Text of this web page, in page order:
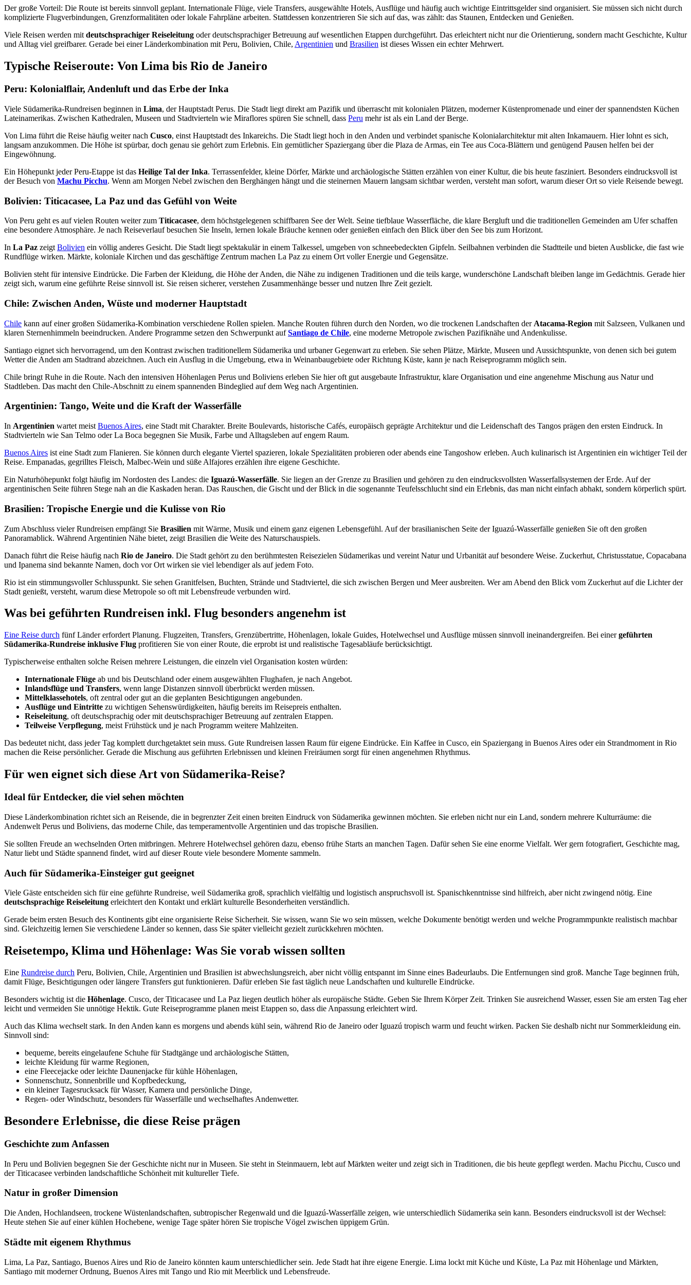
Der große Vorteil: Die Route ist bereits sinnvoll geplant. Internationale Flüge, viele Transfers, ausgewählte Hotels, Ausflüge und häufig auch wichtige Eintrittsgelder sind organisiert. Sie müssen sich nicht durch
komplizierte Flugverbindungen, Grenzformalitäten oder lokale Fahrpläne arbeiten. Stattdessen konzentrieren Sie sich auf das, was zählt: das Staunen, Entdecken und Genießen.
Viele Reisen werden mit deutschsprachiger Reiseleitung oder deutschsprachiger Betreuung auf wesentlichen Etappen durchgeführt. Das erleichtert nicht nur die Orientierung, sondern macht Geschichte, Kultur
und Alltag viel greifbarer. Gerade bei einer Länderkombination mit Peru, Bolivien, Chile, Argentinien und Brasilien ist dieses Wissen ein echter Mehrwert.
Typische Reiseroute: Von Lima bis Rio de Janeiro
Peru: Kolonialflair, Andenluft und das Erbe der Inka
Viele Südamerika-Rundreisen beginnen in Lima, der Hauptstadt Perus. Die Stadt liegt direkt am Pazifik und überrascht mit kolonialen Plätzen, moderner Küstenpromenade und einer der spannendsten Küchen
Lateinamerikas. Zwischen Kathedralen, Museen und Stadtvierteln wie Miraflores spüren Sie schnell, dass Peru mehr ist als ein Land der Berge.
Von Lima führt die Reise häufig weiter nach Cusco, einst Hauptstadt des Inkareichs. Die Stadt liegt hoch in den Anden und verbindet spanische Kolonialarchitektur mit alten Inkamauern. Hier lohnt es sich,
langsam anzukommen. Die Höhe ist spürbar, doch genau sie gehört zum Erlebnis. Ein gemütlicher Spaziergang über die Plaza de Armas, ein Tee aus Coca-Blättern und genügend Pausen helfen bei der
Eingewöhnung.
Ein Höhepunkt jeder Peru-Etappe ist das Heilige Tal der Inka. Terrassenfelder, kleine Dörfer, Märkte und archäologische Stätten erzählen von einer Kultur, die bis heute fasziniert. Besonders eindrucksvoll ist
der Besuch von Machu Picchu. Wenn am Morgen Nebel zwischen den Berghängen hängt und die steinernen Mauern langsam sichtbar werden, versteht man sofort, warum dieser Ort so viele Reisende bewegt.
Bolivien: Titicacasee, La Paz und das Gefühl von Weite
Von Peru geht es auf vielen Routen weiter zum Titicacasee, dem höchstgelegenen schiffbaren See der Welt. Seine tiefblaue Wasserfläche, die klare Bergluft und die traditionellen Gemeinden am Ufer schaffen
eine besondere Atmosphäre. Je nach Reiseverlauf besuchen Sie Inseln, lernen lokale Bräuche kennen oder genießen einfach den Blick über den See bis zum Horizont.
In La Paz zeigt Bolivien ein völlig anderes Gesicht. Die Stadt liegt spektakulär in einem Talkessel, umgeben von schneebedeckten Gipfeln. Seilbahnen verbinden die Stadtteile und bieten Ausblicke, die fast wie
Rundflüge wirken. Märkte, koloniale Kirchen und das geschäftige Zentrum machen La Paz zu einem Ort voller Energie und Gegensätze.
Bolivien steht für intensive Eindrücke. Die Farben der Kleidung, die Höhe der Anden, die Nähe zu indigenen Traditionen und die teils karge, wunderschöne Landschaft bleiben lange im Gedächtnis. Gerade hier
zeigt sich, warum eine geführte Reise sinnvoll ist. Sie reisen sicherer, verstehen Zusammenhänge besser und nutzen Ihre Zeit gezielt.
Chile: Zwischen Anden, Wüste und moderner Hauptstadt
Chile kann auf einer großen Südamerika-Kombination verschiedene Rollen spielen. Manche Routen führen durch den Norden, wo die trockenen Landschaften der Atacama-Region mit Salzseen, Vulkanen und
klaren Sternenhimmeln beeindrucken. Andere Programme setzen den Schwerpunkt aufSantiago de Chile, eine moderne Metropole zwischen Pazifiknähe und Andenkulisse.
Santiago eignet sich hervorragend, um den Kontrast zwischen traditionellem Südamerika und urbaner Gegenwart zu erleben. Sie sehen Plätze, Märkte, Museen und Aussichtspunkte, von denen sich bei gutem
Wetter die Anden am Stadtrand abzeichnen. Auch ein Ausflug in die Umgebung, etwa in Weinanbaugebiete oder Richtung Küste, kann je nach Reiseprogramm möglich sein.
Chile bringt Ruhe in die Route. Nach den intensiven Höhenlagen Perus und Boliviens erleben Sie hier oft gut ausgebaute Infrastruktur, klare Organisation und eine angenehme Mischung aus Natur und
Stadtleben. Das macht den Chile-Abschnitt zu einem spannenden Bindeglied auf dem Weg nach Argentinien.
Argentinien: Tango, Weite und die Kraft der Wasserfälle
In Argentinien wartet meist Buenos Aires, eine Stadt mit Charakter. Breite Boulevards, historische Cafés, europäisch geprägte Architektur und die Leidenschaft des Tangos prägen den ersten Eindruck. In
Stadtvierteln wie San Telmo oder La Boca begegnen Sie Musik, Farbe und Alltagsleben auf engem Raum.
Buenos Aires ist eine Stadt zum Flanieren. Sie können durch elegante Viertel spazieren, lokale Spezialitäten probieren oder abends eine Tangoshow erleben. Auch kulinarisch ist Argentinien ein wichtiger Teil der
Reise. Empanadas, gegrilltes Fleisch, Malbec-Wein und süße Alfajores erzählen ihre eigene Geschichte.
Ein Naturhöhepunkt folgt häufig im Nordosten des Landes: die Iguazú-Wasserfälle. Sie liegen an der Grenze zu Brasilien und gehören zu den eindrucksvollsten Wasserfallsystemen der Erde. Auf der
argentinischen Seite führen Stege nah an die Kaskaden heran. Das Rauschen, die Gischt und der Blick in die sogenannte Teufelsschlucht sind ein Erlebnis, das man nicht einfach abhakt, sondern körperlich spürt.
Brasilien: Tropische Energie und die Kulisse von Rio
Zum Abschluss vieler Rundreisen empfängt Sie Brasilien mit Wärme, Musik und einem ganz eigenen Lebensgefühl. Auf der brasilianischen Seite der Iguazú-Wasserfälle genießen Sie oft den großen
Panoramablick. Während Argentinien Nähe bietet, zeigt Brasilien die Weite des Naturschauspiels.
Danach führt die Reise häufig nach Rio de Janeiro. Die Stadt gehört zu den berühmtesten Reisezielen Südamerikas und vereint Natur und Urbanität auf besondere Weise. Zuckerhut, Christusstatue, Copacabana
und Ipanema sind bekannte Namen, doch vor Ort wirken sie viel lebendiger als auf jedem Foto.
Rio ist ein stimmungsvoller Schlusspunkt. Sie sehen Granitfelsen, Buchten, Strände und Stadtviertel, die sich zwischen Bergen und Meer ausbreiten. Wer am Abend den Blick vom Zuckerhut auf die Lichter der
Stadt genießt, versteht, warum diese Metropole so oft mit Lebensfreude verbunden wird.
Was bei geführten Rundreisen inkl. Flug besonders angenehm ist
Eine Reise durch fünf Länder erfordert Planung. Flugzeiten, Transfers, Grenzübertritte, Höhenlagen, lokale Guides, Hotelwechsel und Ausflüge müssen sinnvoll ineinandergreifen. Bei einergeführten
Südamerika-Rundreise inklusive Flug profitieren Sie von einer Route, die erprobt ist und realistische Tagesabläufe berücksichtigt.
Typischerweise enthalten solche Reisen mehrere Leistungen, die einzeln viel Organisation kosten würden:
Internationale Flüge ab und bis Deutschland oder einem ausgewählten Flughafen, je nach Angebot.
Inlandsflüge und Transfers, wenn lange Distanzen sinnvoll überbrückt werden müssen.
Mittelklassehotels, oft zentral oder gut an die geplanten Besichtigungen angebunden.
Ausflüge und Eintritte zu wichtigen Sehenswürdigkeiten, häufig bereits im Reisepreis enthalten.
Reiseleitung, oft deutschsprachig oder mit deutschsprachiger Betreuung auf zentralen Etappen.
Teilweise Verpflegung, meist Frühstück und je nach Programm weitere Mahlzeiten.
Das bedeutet nicht, dass jeder Tag komplett durchgetaktet sein muss. Gute Rundreisen lassen Raum für eigene Eindrücke. Ein Kaffee in Cusco, ein Spaziergang in Buenos Aires oder ein Strandmoment in Rio
machen die Reise persönlicher. Gerade die Mischung aus geführten Erlebnissen und kleinen Freiräumen sorgt für einen angenehmen Rhythmus.
Für wen eignet sich diese Art von Südamerika-Reise?
Ideal für Entdecker, die viel sehen möchten
Diese Länderkombination richtet sich an Reisende, die in begrenzter Zeit einen breiten Eindruck von Südamerika gewinnen möchten. Sie erleben nicht nur ein Land, sondern mehrere Kulturräume: die
Andenwelt Perus und Boliviens, das moderne Chile, das temperamentvolle Argentinien und das tropische Brasilien.
Sie sollten Freude an wechselnden Orten mitbringen. Mehrere Hotelwechsel gehören dazu, ebenso frühe Starts an manchen Tagen. Dafür sehen Sie eine enorme Vielfalt. Wer gern fotografiert, Geschichte mag,
Natur liebt und Städte spannend findet, wird auf dieser Route viele besondere Momente sammeln.
Auch für Südamerika-Einsteiger gut geeignet
Viele Gäste entscheiden sich für eine geführte Rundreise, weil Südamerika groß, sprachlich vielfältig und logistisch anspruchsvoll ist. Spanischkenntnisse sind hilfreich, aber nicht zwingend nötig. Eine
deutschsprachige Reiseleitung erleichtert den Kontakt und erklärt kulturelle Besonderheiten verständlich.
Gerade beim ersten Besuch des Kontinents gibt eine organisierte Reise Sicherheit. Sie wissen, wann Sie wo sein müssen, welche Dokumente benötigt werden und welche Programmpunkte realistisch machbar
sind. Gleichzeitig lernen Sie verschiedene Länder so kennen, dass Sie später vielleicht gezielt zurückkehren möchten.
Reisetempo, Klima und Höhenlage: Was Sie vorab wissen sollten
Eine Rundreise durch Peru, Bolivien, Chile, Argentinien und Brasilien ist abwechslungsreich, aber nicht völlig entspannt im Sinne eines Badeurlaubs. Die Entfernungen sind groß. Manche Tage beginnen früh,
damit Flüge, Besichtigungen oder längere Transfers gut funktionieren. Dafür erleben Sie fast täglich neue Landschaften und kulturelle Eindrücke.
Besonders wichtig ist die Höhenlage. Cusco, der Titicacasee und La Paz liegen deutlich höher als europäische Städte. Geben Sie Ihrem Körper Zeit. Trinken Sie ausreichend Wasser, essen Sie am ersten Tag eher
leicht und vermeiden Sie unnötige Hektik. Gute Reiseprogramme planen meist Etappen so, dass die Anpassung erleichtert wird.
Auch das Klima wechselt stark. In den Anden kann es morgens und abends kühl sein, während Rio de Janeiro oder Iguazú tropisch warm und feucht wirken. Packen Sie deshalb nicht nur Sommerkleidung ein.
Sinnvoll sind:
bequeme, bereits eingelaufene Schuhe für Stadtgänge und archäologische Stätten,
leichte Kleidung für warme Regionen,
eine Fleecejacke oder leichte Daunenjacke für kühle Höhenlagen,
Sonnenschutz, Sonnenbrille und Kopfbedeckung,
ein kleiner Tagesrucksack für Wasser, Kamera und persönliche Dinge,
Regen- oder Windschutz, besonders für Wasserfälle und wechselhaftes Andenwetter.
Besondere Erlebnisse, die diese Reise prägen
Geschichte zum Anfassen
In Peru und Bolivien begegnen Sie der Geschichte nicht nur in Museen. Sie steht in Steinmauern, lebt auf Märkten weiter und zeigt sich in Traditionen, die bis heute gepflegt werden. Machu Picchu, Cusco und
der Titicacasee verbinden landschaftliche Schönheit mit kultureller Tiefe.
Natur in großer Dimension
Die Anden, Hochlandseen, trockene Wüstenlandschaften, subtropischer Regenwald und die Iguazú-Wasserfälle zeigen, wie unterschiedlich Südamerika sein kann. Besonders eindrucksvoll ist der Wechsel:
Heute stehen Sie auf einer kühlen Hochebene, wenige Tage später hören Sie tropische Vögel zwischen üppigem Grün.
Städte mit eigenem Rhythmus
Lima, La Paz, Santiago, Buenos Aires und Rio de Janeiro könnten kaum unterschiedlicher sein. Jede Stadt hat ihre eigene Energie. Lima lockt mit Küche und Küste, La Paz mit Höhenlage und Märkten,
Santiago mit moderner Ordnung, Buenos Aires mit Tango und Rio mit Meerblick und Lebensfreude.